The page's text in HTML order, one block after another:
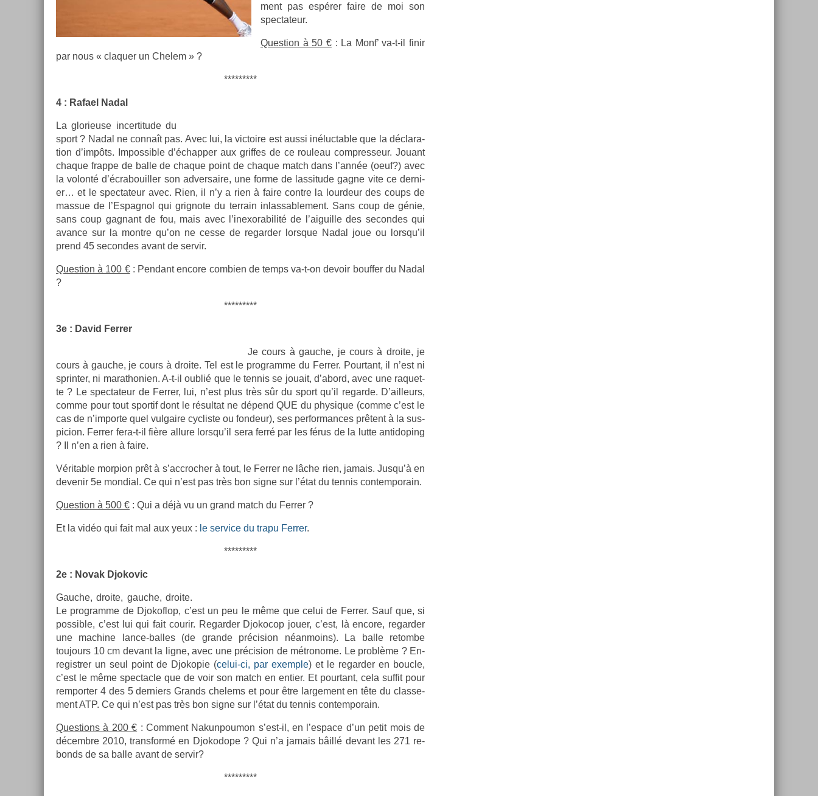
ment pas espérer faire de moi son
spec­tateur.
Ques­tion à 50 €: La Monf’ va-t-il finir
par nous « claqu­er un Chelem » ?
*********
4 : Rafael Nadal
La glorieuse in­cer­titude du
sport ? Nadal ne connaît pas. Avec lui, la vic­toire est aussi in­éluct­able que la déclara­
tion d’impôts. Im­pos­sible d’échapp­er aux grif­fes de ce rouleau com­pres­seur. Jouant
chaque frap­pe de balle de chaque point de chaque match dans l’année (oeuf?) avec
la volonté d’écrabouill­er son ad­versaire, une forme de las­situde gagne vite ce de­rni­
er… et le spec­tateur avec. Rien, il n’y a rien à faire con­tre la lour­deur des coups de
mas­sue de l’Es­pagnol qui grig­note du ter­rain in­las­sable­ment. Sans coup de génie,
sans coup gag­nant de fou, mais avec l’inexorabilité de l’aiguil­le des secon­des qui
avan­ce sur la montre qu’on ne cesse de re­gard­er lorsque Nadal joue ou lorsqu’il
prend 45 secon­des avant de ser­vir.
Ques­tion à 100 €: Pen­dant en­core com­bi­en de temps va-t-on de­voir bouff­er du Nadal
?
*********
3e : David Ferr­er
Je cours à gauc­he, je cours à droite, je
cours à gauc­he, je cours à droite. Tel est le pro­gram­me du Ferr­er. Pour­tant, il n’est ni
sprint­er, ni marat­honi­en. A-t-il oublié que le ten­nis se jouait, d’abord, avec une raquet­
te ? Le spec­tateur de Ferr­er, lui, n’est plus très sûr du sport qu’il re­gar­de. D’ail­leurs,
comme pour tout spor­tif dont le résul­tat ne dépend QUE du physique (comme c’est le
cas de n’im­porte quel vul­gaire cyc­liste ou fon­deur), ses per­for­mances prêtent à la sus­
pic­ion. Ferr­er fera-t-il fière al­lure lorsqu’il sera ferré par les férus de la lutte anti­dop­ing
? Il n’en a rien à faire.
Vérit­able morp­ion prêt à s’accroch­er à tout, le Ferr­er ne lâche rien, jamais. Jusqu’à en
de­venir 5e mon­di­al. Ce qui n’est pas très bon signe sur l’état du ten­nis con­tem­porain.
Ques­tion à 500 € : Qui a déjà vu un grand match du Ferr­er ?
Et la vidéo qui fait mal aux yeux : le ser­vice du trapu Ferr­er.
*********
2e : Novak Djokovic
Gauc­he, droite, gauc­he, droite.
Le pro­gram­me de Djokof­lop, c’est un peu le même que celui de Ferr­er. Sauf que, si
pos­sible, c’est lui qui fait co­urir. Re­gard­er Djokocop jouer, c’est, là en­core, re­gard­er
une mac­hine lance-balles (de gran­de précis­ion néan­moins). La balle re­tom­be
toujours 10 cm de­vant la ligne, avec une précis­ion de métronome. Le problème ? En­
registr­er un seul point de Djokopie (celui-ci, par ex­em­ple) et le re­gard­er en bouc­le,
c’est le même spec­tacle que de voir son match en en­ti­er. Et pour­tant, cela suf­fit pour
re­mport­er 4 des 5 de­rni­ers Grands chelems et pour être lar­ge­ment en tête du clas­se­
ment ATP. Ce qui n’est pas très bon signe sur l’état du ten­nis con­tem­porain.
Ques­tions à 200 € : Com­ment Nakun­poumon s’est-il, en l’es­pace d’un petit mois de
décembre 2010, trans­formé en Djokodope ? Qui n’a jamais bâillé de­vant les 271 re­
bonds de sa balle avant de ser­vir?
*********